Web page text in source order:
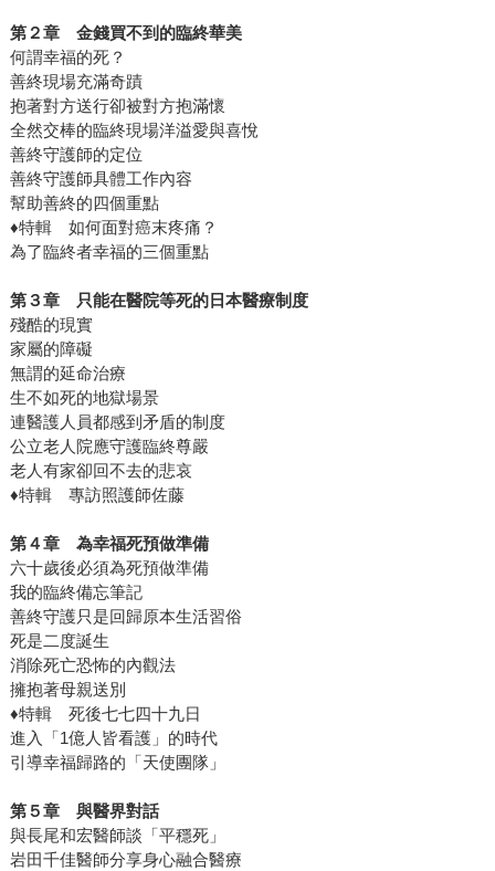
第２章 金錢買不到的臨終華美
何謂幸福的死？
善終現場充滿奇蹟
抱著對方送行卻被對方抱滿懷
全然交棒的臨終現場洋溢愛與喜悅
善終守護師的定位
善終守護師具體工作內容
幫助善終的四個重點
♦特輯 如何面對癌末疼痛？
為了臨終者幸福的三個重點
第３章 只能在醫院等死的日本醫療制度
殘酷的現實
家屬的障礙
無謂的延命治療
生不如死的地獄場景
連醫護人員都感到矛盾的制度
公立老人院應守護臨終尊嚴
老人有家卻回不去的悲哀
♦特輯 專訪照護師佐藤
第４章 為幸福死預做準備
六十歲後必須為死預做準備
我的臨終備忘筆記
善終守護只是回歸原本生活習俗
死是二度誕生
消除死亡恐怖的內觀法
擁抱著母親送別
♦特輯 死後七七四十九日
進入「1億人皆看護」的時代
引導幸福歸路的「天使團隊」
第５章 與醫界對話
與長尾和宏醫師談「平穩死」
岩田千佳醫師分享身心融合醫療